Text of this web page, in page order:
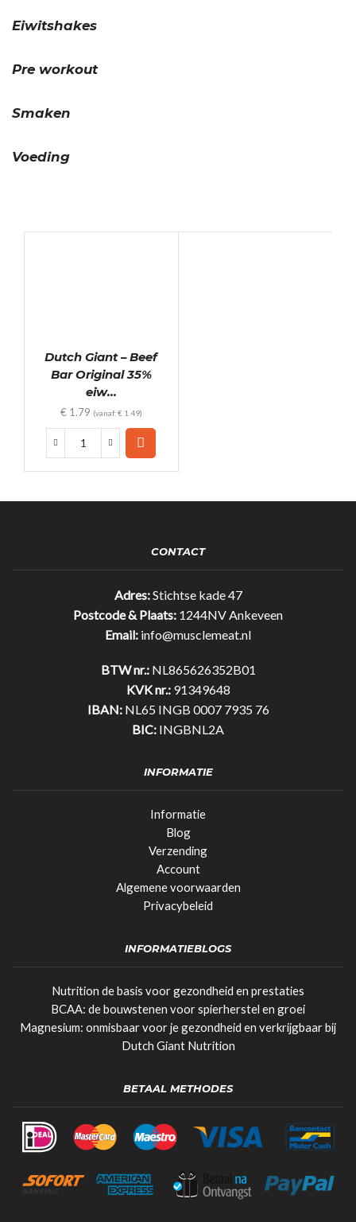
Eiwitshakes
Pre workout
Smaken
Voeding
Dutch Giant – Beef
Bar Original 35%
eiw...
€ 1.79 (vanaf:€ 1.49)
Dutch
CONTACT
Adres:Stichtse kade 47
Postcode & Plaats: 1244NV Ankeveen
Email: info@musclemeat.nl
BTW nr.:NL865626352B01
KVK nr.:91349648
IBAN:NL65 INGB 0007 7935 76
BIC: INGBNL2A
INFORMATIE
Informatie
Blog
Verzending
Account
Algemene voorwaarden
Privacybeleid
INFORMATIEBLOGS
Nutrition de basis voor gezondheid en prestaties
BCAA: de bouwstenen voor spierherstel en groei
Magnesium: onmisbaar voor je gezondheid en verkrijgbaar bij
Dutch Giant Nutrition
BETAAL METHODES